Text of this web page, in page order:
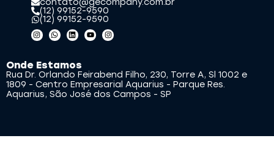
contato@gecompany.com.br
(12) 99152-9590
(12) 99152-9590
Onde Estamos
Rua Dr. Orlando Feirabend Filho, 230, Torre A, Sl 1002 e
1809 - Centro Empresarial Aquarius - Parque Res.
Aquarius, São José dos Campos - SP